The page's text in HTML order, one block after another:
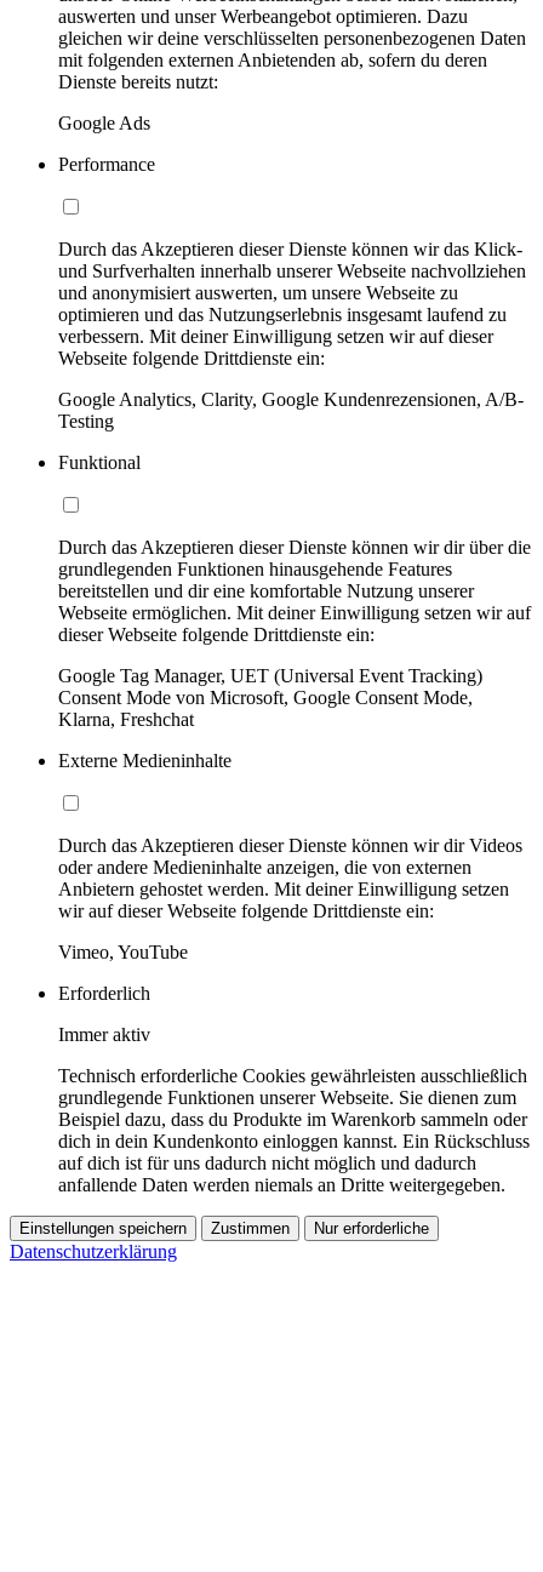
auswerten und unser Werbeangebot optimieren. Dazu
gleichen wir deine verschlüsselten personenbezogenen Daten
mit folgenden externen Anbietenden ab, sofern du deren
Dienste bereits nutzt:
Google Ads
Performance
Durch das Akzeptieren dieser Dienste können wir das Klick-
und Surfverhalten innerhalb unserer Webseite nachvollziehen
und anonymisiert auswerten, um unsere Webseite zu
optimieren und das Nutzungserlebnis insgesamt laufend zu
verbessern. Mit deiner Einwilligung setzen wir auf dieser
Webseite folgende Drittdienste ein:
Google Analytics, Clarity, Google Kundenrezensionen, A/B-
Testing
Funktional
Durch das Akzeptieren dieser Dienste können wir dir über die
grundlegenden Funktionen hinausgehende Features
bereitstellen und dir eine komfortable Nutzung unserer
Webseite ermöglichen. Mit deiner Einwilligung setzen wir auf
dieser Webseite folgende Drittdienste ein:
Google Tag Manager, UET (Universal Event Tracking)
Consent Mode von Microsoft, Google Consent Mode,
Klarna, Freshchat
Externe Medieninhalte
Durch das Akzeptieren dieser Dienste können wir dir Videos
oder andere Medieninhalte anzeigen, die von externen
Anbietern gehostet werden. Mit deiner Einwilligung setzen
wir auf dieser Webseite folgende Drittdienste ein:
Vimeo, YouTube
Erforderlich
Immer aktiv
Technisch erforderliche Cookies gewährleisten ausschließlich
grundlegende Funktionen unserer Webseite. Sie dienen zum
Beispiel dazu, dass du Produkte im Warenkorb sammeln oder
dich in dein Kundenkonto einloggen kannst. Ein Rückschluss
auf dich ist für uns dadurch nicht möglich und dadurch
anfallende Daten werden niemals an Dritte weitergegeben.
Einstellungen speichern Zustimmen Nur erforderliche
Datenschutzerklärung